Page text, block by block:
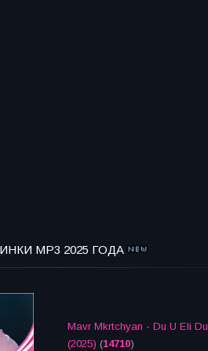
MP3 2025 ГОДА
Mavr Mkrtchyan - Du U Eli Du
(2025) (14710)